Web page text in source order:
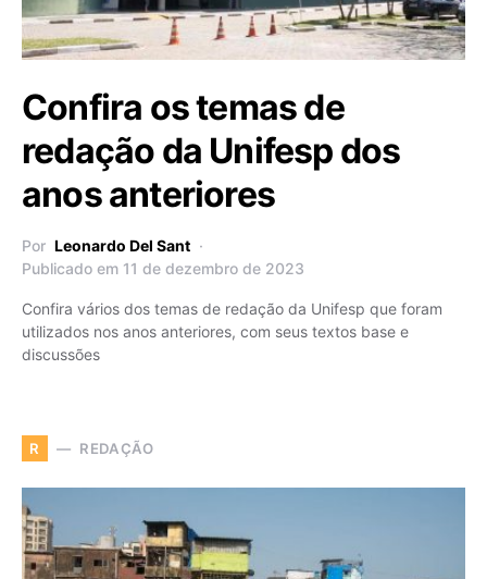
Confira os temas de
redação da Unifesp dos
anos anteriores
Por Leonardo Del Sant
Publicado em 11 de dezembro de 2023
Confira vários dos temas de redação da Unifesp que foram
utilizados nos anos anteriores, com seus textos base e
discussões
R REDAÇÃO